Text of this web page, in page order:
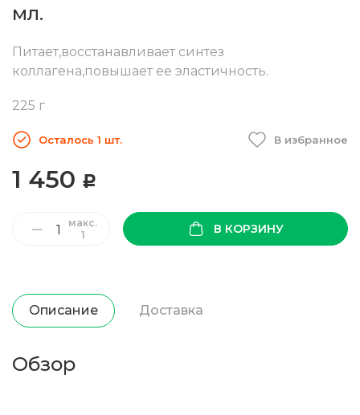
мл.
Питает,восстанавливает синтез
коллагена,повышает ее эластичность.
225 г
1 450 Р
Осталось 1 шт. В избранное
макс.
1
В КОРЗИНУ
Описание Доставка
Обзор